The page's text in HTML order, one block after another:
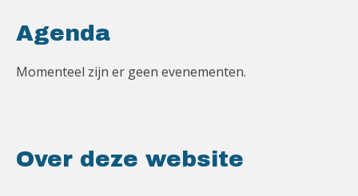
Agenda
Momenteel zijn er geen evenementen.
Over deze website